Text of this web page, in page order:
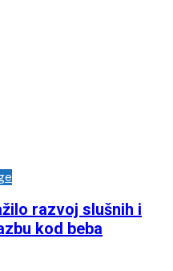
razvoj slušnih i
kod beba